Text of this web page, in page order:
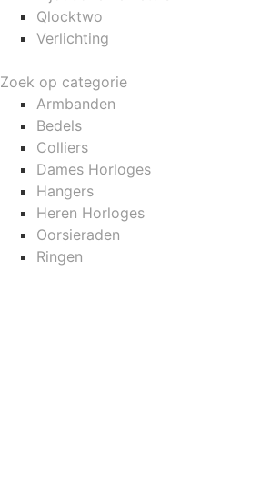
Qlocktwo
Verlichting
Zoek op categorie
Armbanden
Bedels
Colliers
Dames Horloges
Hangers
Heren Horloges
Oorsieraden
Ringen